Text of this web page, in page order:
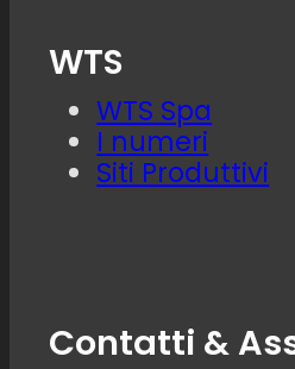
WTS
WTS Spa
I numeri
Siti Produttivi
Contatti &